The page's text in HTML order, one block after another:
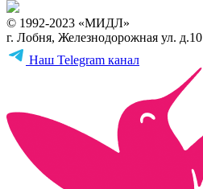
© 1992-2023 «МИДЛ»
г. Лобня, Железнодорожная ул. д.10
Наш Telegram канал